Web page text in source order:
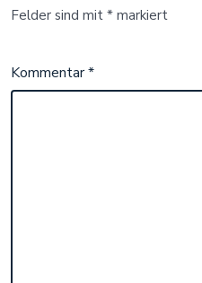
Felder sind mit* markiert
Kommentar*